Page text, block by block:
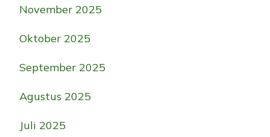
November 2025
Oktober 2025
September 2025
Agustus 2025
Juli 2025